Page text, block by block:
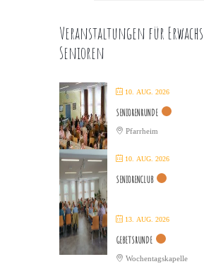
Veranstaltungen für
Senioren
10. AUG. 2026
SENIORENRUNDE
Pfarrheim
10. AUG. 2026
SENIORENCLUB
13. AUG. 2026
GEBETSRUNDE
Wochentagskapelle